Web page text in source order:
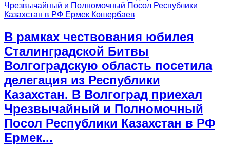
В рамках чествования юбилея
Сталинградской Битвы
Волгоградскую область посетила
делегация из Республики
Казахстан. В Волгоград приехал
Чрезвычайный и Полномочный
Посол Республики Казахстан в РФ
Ермек...